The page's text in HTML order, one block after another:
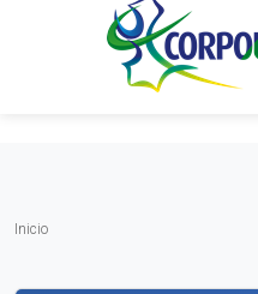
Saltar al contenido principal
Inicio